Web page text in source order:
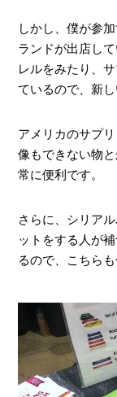
しかし、僕が参
ランドが出店し
レルをみたり、
ているので、新
アメリカのサプ
像もできない物
常に便利です。
さらに、シリア
ットをする人が
るので、こちらも